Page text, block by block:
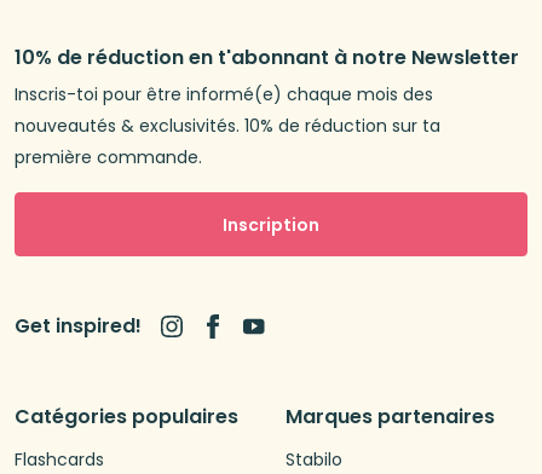
Catégories populaires
Flashcards
Marques partenaires
Stabilo
10% de réduction en t'abonnant à notre Newsletter
Inscris-toi pour être informé(e) chaque mois des
nouveautés & exclusivités. 10% de réduction sur ta
première commande.
Inscription
Get inspired!